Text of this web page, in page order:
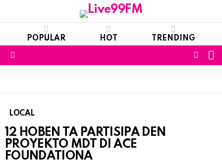
POPULAR HOT TRENDING
LOCAL
12 HOBEN TA PARTISIPA DEN
PROYEKTO MDT DI ACE
FOUNDATIONA